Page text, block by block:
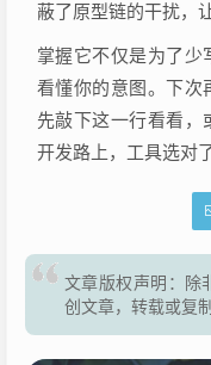
蔽了原型链的干扰，
掌握它不仅是为了少
看懂你的意图。下次
先敲下这一行看看，
开发路上，工具选对
文章版权声明：除
创文章，转载或复